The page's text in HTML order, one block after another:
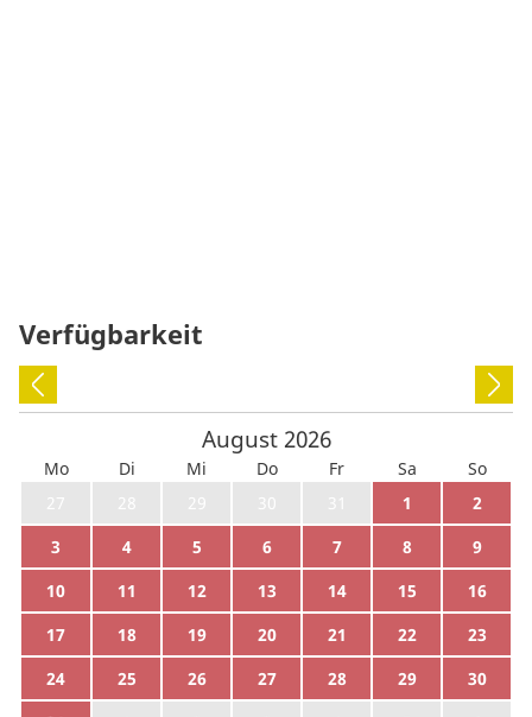
Verfügbarkeit
August 2026
Mo Di Mi Do Fr Sa
So
27
28 29 30 31 1
2
3
4 5 6 7 8
9
10
11 12 13 14 15
16
17
18 19 20 21 22
23
24
25 26 27 28 29
30